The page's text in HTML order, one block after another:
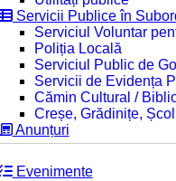
Servicii Publice în
Serviciul Voluntar
Poliția Locală
Serviciul Public de
Servicii de Evidența
Cămin Cultural /
Creșe, Grădinițe,
Anunțuri
Evenimente